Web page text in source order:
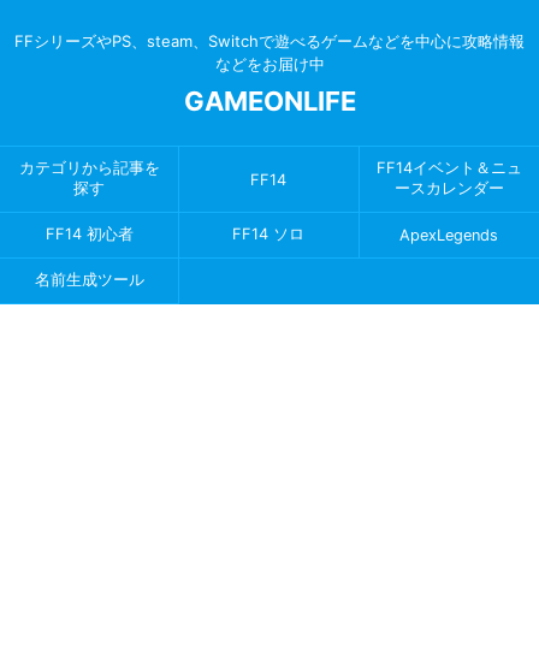
FFシリーズやPS、steam、Switchで遊べるゲームなどを中心に攻略情報
などをお届け中
GAMEONLIFE
カテゴリから記事を
探す
FF14
FF14イベント＆ニュ
ースカレンダー
FF14 初心者 FF14 ソロ ApexLegends
名前生成ツール